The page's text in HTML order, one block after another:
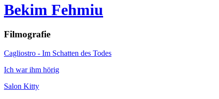
Bekim Fehmiu
Filmografie
Cagliostro - Im Schatten des Todes
Ich war ihm hörig
Salon Kitty